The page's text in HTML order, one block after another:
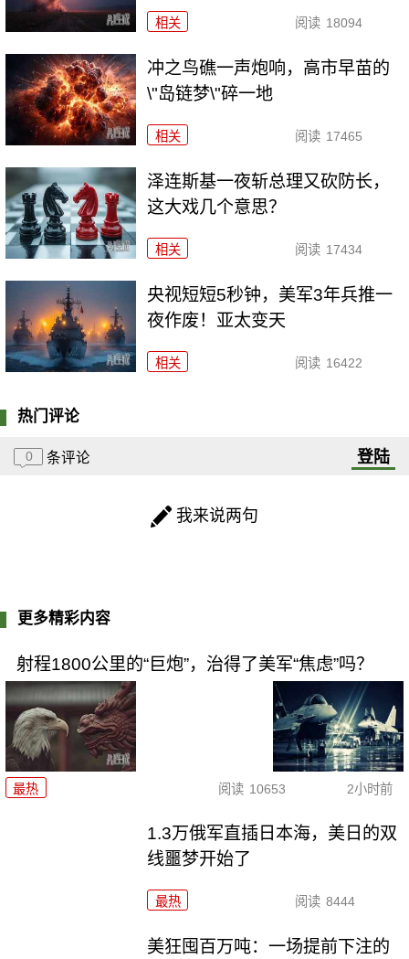
相关 阅读 18094
冲之鸟礁一声炮响，高市早苗的
\"岛链梦\"碎一地
相关 阅读 17465
泽连斯基一夜斩总理又砍防长，
这大戏几个意思？
相关 阅读 17434
央视短短5秒钟，美军3年兵推一
夜作废！亚太变天
相关 阅读 16422
热门评论
0 条评论 登陆
我来说两句
更多精彩内容
射程1800公里的“巨炮”，治得了美军“焦虑”吗？
最热 阅读 10653 2小时前
1.3万俄军直插日本海，美日的双
线噩梦开始了
最热 阅读 8444
美狂囤百万吨：一场提前下注的